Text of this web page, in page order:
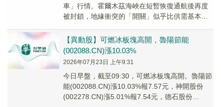
車」行情。霍爾木茲海峽在短暫恢復通航後再度
被封鎖，地緣衝突的「開關」似乎比供需基本面
【異動股】可燃冰板塊高開，魯陽節能
(002088.CN)漲10.03%
2026年07月23日 上午9:31
今日早盤，截至09:30，可燃冰板塊高開。魯陽節
能(002088.CN)漲10.03%報7.57元，神開股份
(002278.CN)漲5.01%報7.54元，德石股份